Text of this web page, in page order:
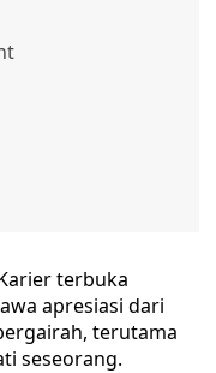
terbuka
apresiasi dari
terutama
seseorang.